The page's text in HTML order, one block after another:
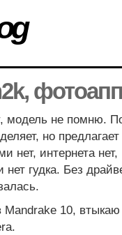
модель не помню.
но
нет, интернета
гудка. Без
Mandrake 10,